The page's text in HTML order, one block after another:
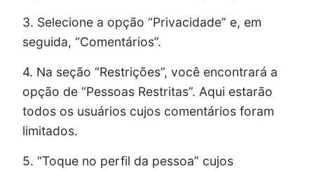
3. Selecione a opção “Privacidade” e, em
seguida, “Comentários”.
4. Na seção “Restrições”, você encontrará a
opção de “Pessoas Restritas”. Aqui estarão
todos os usuários cujos comentários foram
limitados.
5. “Toque no perfil da pessoa” cujos